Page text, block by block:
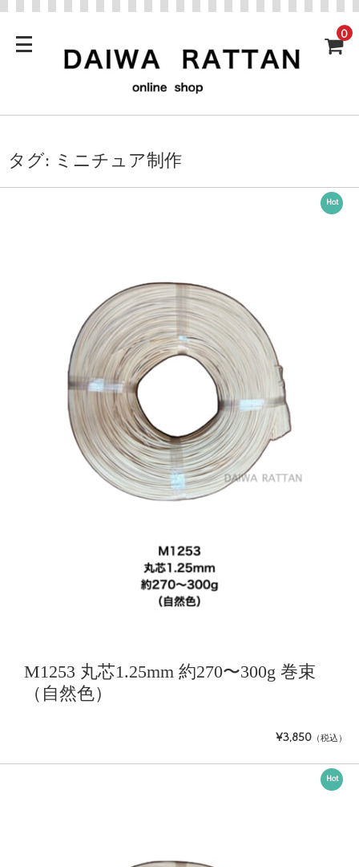
0
タグ: ミニチュア制作
Hot
M1253 丸芯1.25mm 約270〜300g 巻束
（自然色）
¥3,850 （税込）
Hot